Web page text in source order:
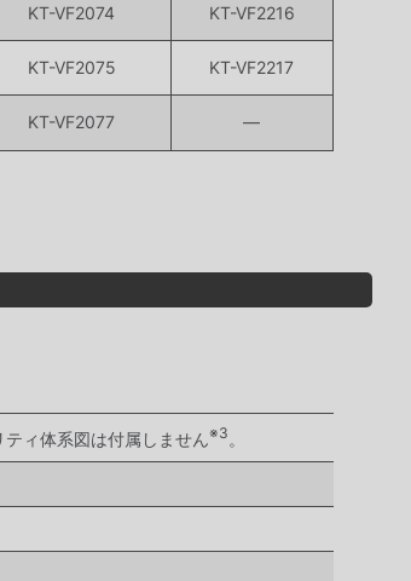
KT-VF2074 KT-VF2216
KT-VF2075 KT-VF2217
KT-VF2077 ―
ィ体系図は付属しません※3 。